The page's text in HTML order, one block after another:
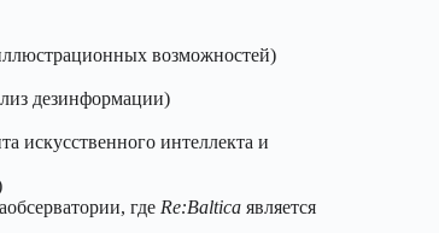
возможностей)
дезинформации)
искусственного интеллекта и
где Re:Baltica является